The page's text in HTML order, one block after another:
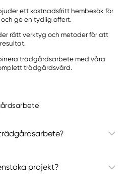
ett kostnadsfritt hembesök för
ge en tydlig offert.
rätt verktyg och metoder för att
trädgårdsarbete med våra
trädgårdsvård.
projekt?